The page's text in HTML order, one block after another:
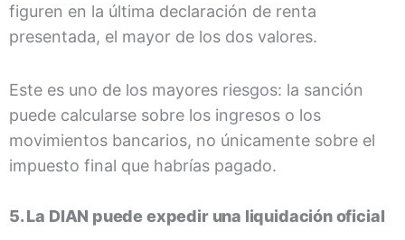
figuren en la última declaración de renta
presentada, el mayor de los dos valores.
Este es uno de los mayores riesgos: la sanción
puede calcularse sobre los ingresos o los
movimientos bancarios, no únicamente sobre el
impuesto final que habrías pagado.
5. La DIAN puede expedir una liquidación oficial